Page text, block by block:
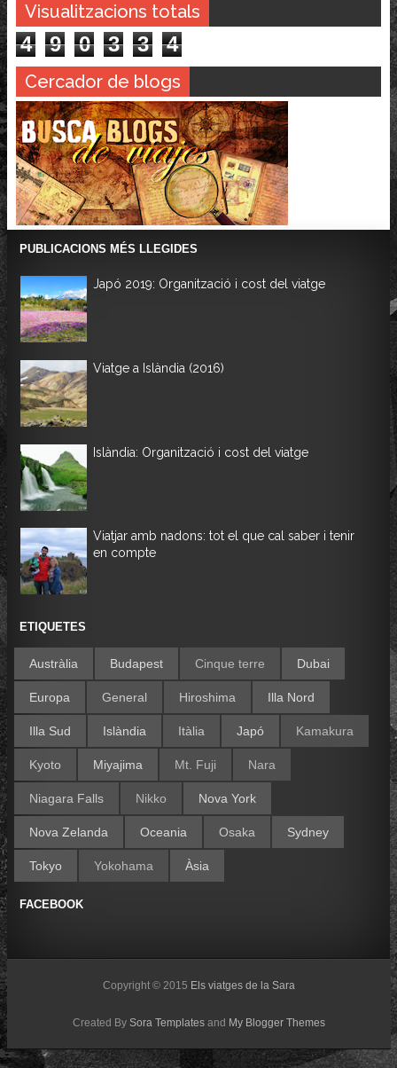
Visualitzacions totals
4 9 0 3 3 4
Cercador de blogs
PUBLICACIONS MÉS LLEGIDES
Japó 2019: Organització i cost del viatge
Viatge a Islàndia (2016)
Islàndia: Organització i cost del viatge
Viatjar amb nadons: tot el que cal saber i tenir
en compte
ETIQUETES
Austràlia Budapest Cinque terre Dubai
Europa General Hiroshima Illa Nord
Illa Sud Islàndia Itàlia Japó Kamakura
Kyoto Miyajima Mt. Fuji Nara
Niagara Falls Nikko Nova York
Nova Zelanda Oceania Osaka Sydney
Tokyo Yokohama Àsia
FACEBOOK
Copyright © 2015 Els viatges de la Sara
Created BySora Templates and My Blogger Themes